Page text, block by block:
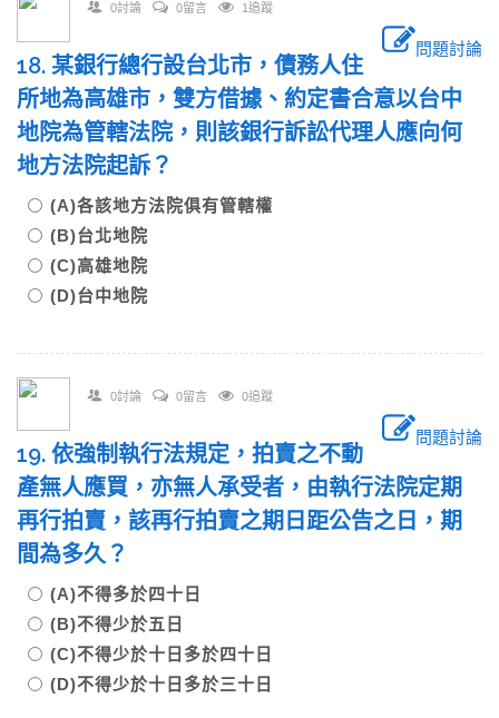
0討論 0留言 1追蹤
問題討論
18. 某銀行總行設台北市，債務人住
所地為高雄市，雙方借據、約定書合意以台中
地院為管轄法院，則該銀行訴訟代理人應向何
地方法院起訴？
(A)各該地方法院俱有管轄權
(B)台北地院
(C)高雄地院
(D)台中地院
0討論 0留言 0追蹤
問題討論
19. 依強制執行法規定，拍賣之不動
產無人應買，亦無人承受者，由執行法院定期
再行拍賣，該再行拍賣之期日距公告之日，期
間為多久？
(A)不得多於四十日
(B)不得少於五日
(C)不得少於十日多於四十日
(D)不得少於十日多於三十日